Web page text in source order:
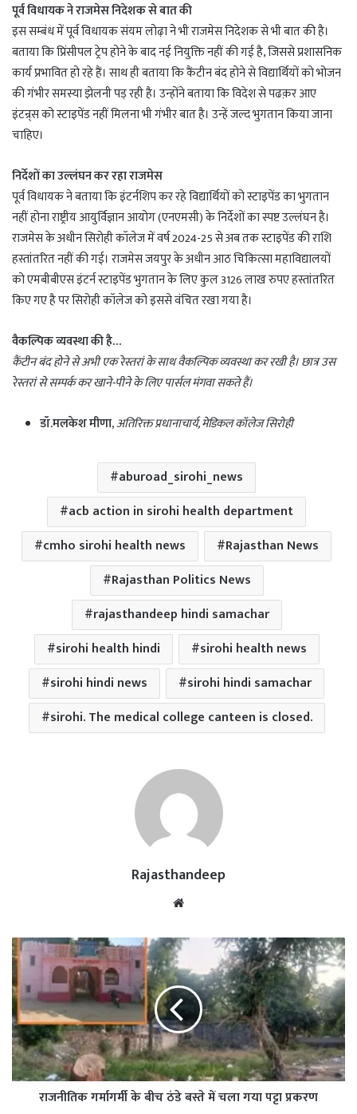
पूर्व विधायक ने राजमेस निदेशक से बात की
इस सम्बंध में पूर्व विधायक संयम लोढ़ा ने भी राजमेस निदेशक से भी बात की है।
बताया कि प्रिंसीपल ट्रेप होने के बाद नई नियुक्ति नहीं की गई है, जिससे प्रशासनिक
कार्य प्रभावित हो रहे हैं। साथ ही बताया कि कैंटीन बंद होने से विद्यार्थियों को भोजन
की गंभीर समस्या झेलनी पड़ रही है। उन्होंने बताया कि विदेश से पढक़र आए
इंटन्र्स को स्टाइपेंड नहीं मिलना भी गंभीर बात है। उन्हें जल्द भुगतान किया जाना
चाहिए।
निर्देशों का उल्लंघन कर रहा राजमेस
पूर्व विधायक ने बताया कि इंटर्नशिप कर रहे विद्यार्थियों को स्टाइपेंड का भुगतान
नहीं होना राष्ट्रीय आयुर्विज्ञान आयोग (एनएमसी) के निर्देशों का स्पष्ट उल्लंघन है।
राजमेस के अधीन सिरोही कॉलेज में वर्ष 2024-25 से अब तक स्टाइपेंड की राशि
हस्तांतरित नहीं की गई। राजमेस जयपुर के अधीन आठ चिकित्सा महाविद्यालयों
को एमबीबीएस इंटर्न स्टाइपेंड भुगतान के लिए कुल 3126 लाख रुपए हस्तांतरित
किए गए है पर सिरोही कॉलेज को इससे वंचित रखा गया है।
वैकल्पिक व्यवस्था की है…
कैंटीन बंद होने से अभी एक रेस्तरां के साथ वैकल्पिक व्यवस्था कर रखी है। छात्र उस
रेस्तरां से सम्पर्क कर खाने-पीने के लिए पार्सल मंगवा सकते हैं।
डॉ.मलकेश मीणा,अतिरिक्त प्रधानाचार्य, मेडिकल कॉलेज सिरोही
aburoad_sirohi_news
acb action in sirohi health department
cmho sirohi health news
Rajasthan News
Rajasthan Politics News
rajasthandeep hindi samachar
sirohi health hindi
sirohi health news
sirohi hindi news
sirohi hindi samachar
sirohi. The medical college canteen is closed.
Rajasthandeep
राजनीतिक गर्मागर्मी के बीच ठंडे बस्ते में चला गया पट्टा प्रकरण